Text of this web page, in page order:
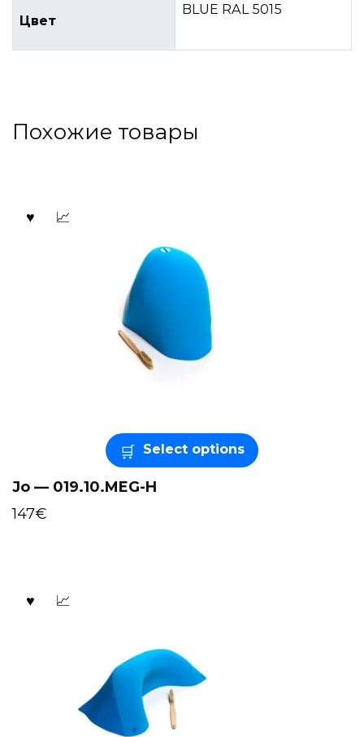
Цвет
BLUE RAL 5015
Похожие товары
Select options
Jo — 019.10.MEG-H
147€